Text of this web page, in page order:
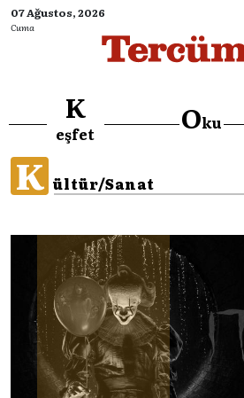
07 Ağustos, 2026
Cuma
K
eşfet Oku
K ültür/Sanat